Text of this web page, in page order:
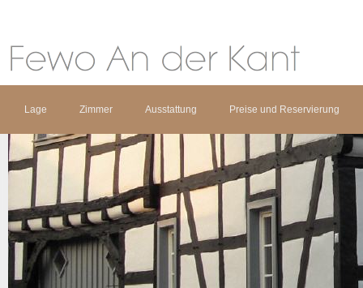
Lage Zimmer Ausstattung Preise und Reservierung